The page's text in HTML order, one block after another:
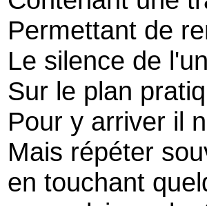
Permettant de
Le silence de
Sur le plan
Pour y arriver il
Mais répéter
en touchant